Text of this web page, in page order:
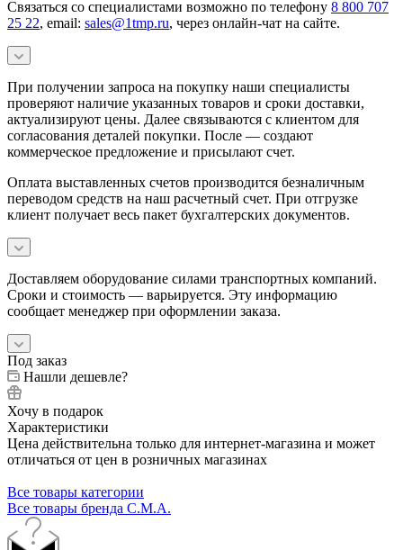
Связаться со специалистами возможно по телефону 8 800 707
25 22, email: sales@1tmp.ru, через онлайн-чат на сайте.
При получении запроса на покупку наши специалисты
проверяют наличие указанных товаров и сроки доставки,
актуализируют цены. Далее связываются с клиентом для
согласования деталей покупки. После — создают
коммерческое предложение и присылают счет.
Оплата выставленных счетов производится безналичным
переводом средств на наш расчетный счет. При отгрузке
клиент получает весь пакет бухгалтерских документов.
Доставляем оборудование силами транспортных компаний.
Сроки и стоимость — варьируется. Эту информацию
сообщает менеджер при оформлении заказа.
Под заказ
Нашли дешевле?
Хочу в подарок
Характеристики
Цена действительна только для интернет-магазина и может
отличаться от цен в розничных магазинах
Все товары категории
Все товары бренда C.M.A.